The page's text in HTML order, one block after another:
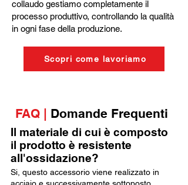
collaudo gestiamo completamente il
processo produttivo, controllando la qualità
in ogni fase della produzione.
Scopri come lavoriamo
FAQ | Domande Frequenti
Il materiale di cui è composto
il prodotto è resistente
all'ossidazione?
Si, questo accessorio viene realizzato in